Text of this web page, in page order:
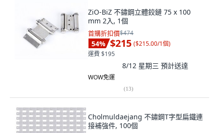
ZiO-BiZ 不鏽鋼立體鉸鏈 75 x 100
mm 2入, 1個
首購折扣價$474
54% $215 ($215.00/1個)
運費 $195
8/12 星期三 預計送達
WOW免運
(13)
Cholmuldaejang 不鏽鋼T字型扁鐵連
接補強件, 100個